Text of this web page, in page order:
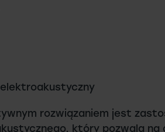
rozwiązaniem jest
który pozwala